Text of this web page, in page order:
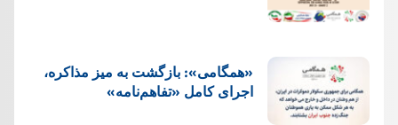
«همگامی»: بازگشت به میز مذاکره،
اجرای کامل «تفاهم‌نامه»